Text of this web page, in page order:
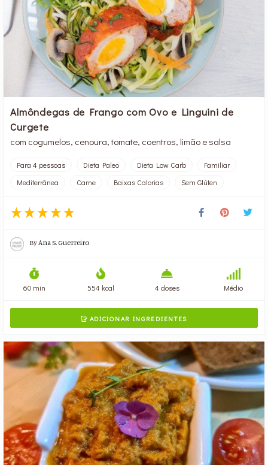
Almôndegas de Frango com Ovo e Linguini de
Curgete
com cogumelos, cenoura, tomate, coentros, limão e salsa
Para 4 pessoas Dieta Paleo Dieta Low Carb
Familiar
Mediterrânea
Carne Baixas Calorias Sem Glúten
By Ana S. Guerreiro
60 min 554 kcal 4 doses Médio
ADICIONAR INGREDIENTES